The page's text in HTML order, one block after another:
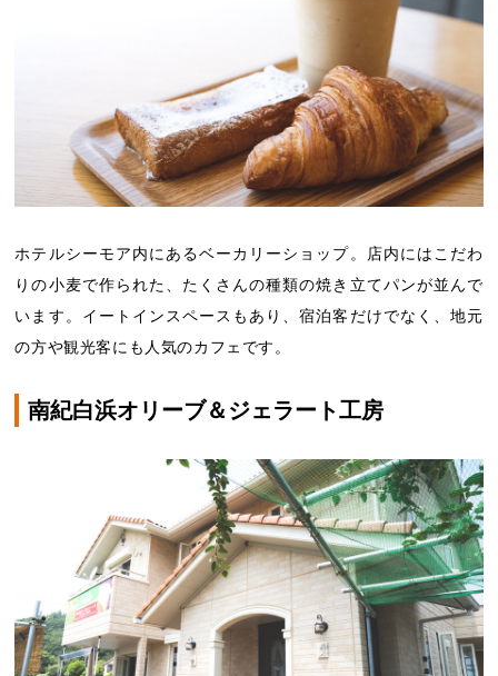
ホテルシーモア内にあるベーカリーショップ。店内にはこだわ
りの小麦で作られた、たくさんの種類の焼き立てパンが並んで
います。イートインスペースもあり、宿泊客だけでなく、地元
の方や観光客にも人気のカフェです。
南紀白浜オリーブ＆ジェラート工房